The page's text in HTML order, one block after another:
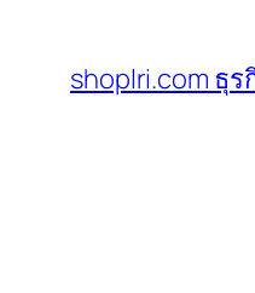
shoplri.com ธุ